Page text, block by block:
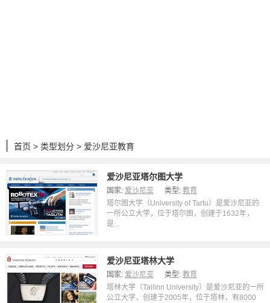
首页 > 类型划分 > 爱沙尼亚教育
爱沙尼亚塔尔图大学
国家: 爱沙尼亚 类型: 教育
塔尔图大学（University of Tartu）是爱沙尼亚的
一所公立大学，位于塔尔图，创建于1632年，
是...
爱沙尼亚塔林大学
国家: 爱沙尼亚 类型: 教育
塔林大学（Tallinn University）是爱沙尼亚的一所
公立大学，创建于2005年，位于塔林，有8000